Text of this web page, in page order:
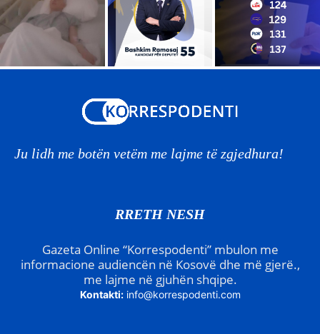
Ju lidh me botën vetëm me lajme të zgjedhura!
RRETH NESH
Gazeta Online “Korrespodenti” mbulon me
informacione audiencën në Kosovë dhe më gjerë.,
me lajme në gjuhën shqipe.
Kontakti: info@korrespodenti.com